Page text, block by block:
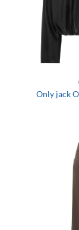
Only jack